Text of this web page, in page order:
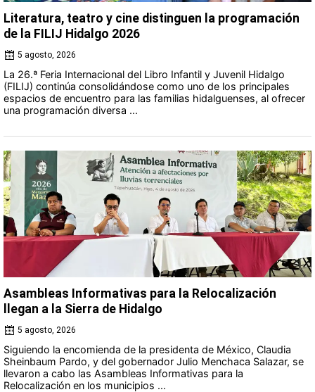
Literatura, teatro y cine distinguen la programación
de la FILIJ Hidalgo 2026
5 agosto, 2026
La 26.ª Feria Internacional del Libro Infantil y Juvenil Hidalgo
(FILIJ) continúa consolidándose como uno de los principales
espacios de encuentro para las familias hidalguenses, al ofrecer
una programación diversa ...
Asambleas Informativas para la Relocalización
llegan a la Sierra de Hidalgo
5 agosto, 2026
Siguiendo la encomienda de la presidenta de México, Claudia
Sheinbaum Pardo, y del gobernador Julio Menchaca Salazar, se
llevaron a cabo las Asambleas Informativas para la
Relocalización en los municipios ...